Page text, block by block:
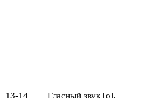
13-14 Гласный звук [о],